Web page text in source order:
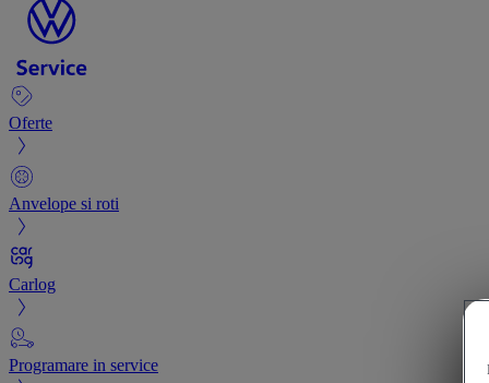
Oferte
Anvelope si roti
Carlog
Programare in service